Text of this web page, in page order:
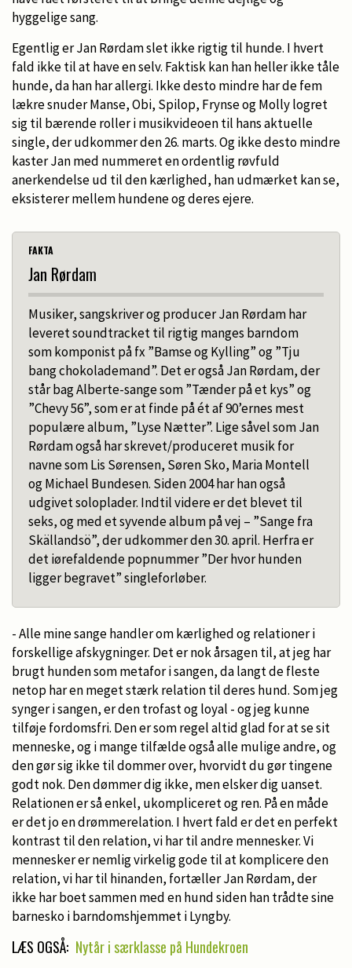
hyggelige sang.
Egentlig er Jan Rørdam slet ikke rigtig til hunde. I hvert
fald ikke til at have en selv. Faktisk kan han heller ikke tåle
hunde, da han har allergi. Ikke desto mindre har de fem
lækre snuder Manse, Obi, Spilop, Frynse og Molly logret
sig til bærende roller i musikvideoen til hans aktuelle
single, der udkommer den 26. marts. Og ikke desto mindre
kaster Jan med nummeret en ordentlig røvfuld
anerkendelse ud til den kærlighed, han udmærket kan se,
eksisterer mellem hundene og deres ejere.
FAKTA
Jan Rørdam
Musiker, sangskriver og producer Jan Rørdam har
leveret soundtracket til rigtig manges barndom
som komponist på fx ”Bamse og Kylling” og ”Tju
bang chokolademand”. Det er også Jan Rørdam, der
står bag Alberte-sange som ”Tænder på et kys” og
”Chevy 56”, som er at finde på ét af 90’ernes mest
populære album, ”Lyse Nætter”. Lige såvel som Jan
Rørdam også har skrevet/produceret musik for
navne som Lis Sørensen, Søren Sko, Maria Montell
og Michael Bundesen. Siden 2004 har han også
udgivet soloplader. Indtil videre er det blevet til
seks, og med et syvende album på vej – ”Sange fra
Skällandsö”, der udkommer den 30. april. Herfra er
det iørefaldende popnummer ”Der hvor hunden
ligger begravet” singleforløber.
- Alle mine sange handler om kærlighed og relationer i
forskellige afskygninger. Det er nok årsagen til, at jeg har
brugt hunden som metafor i sangen, da langt de fleste
netop har en meget stærk relation til deres hund. Som jeg
synger i sangen, er den trofast og loyal - og jeg kunne
tilføje fordomsfri. Den er som regel altid glad for at se sit
menneske, og i mange tilfælde også alle mulige andre, og
den gør sig ikke til dommer over, hvorvidt du gør tingene
godt nok. Den dømmer dig ikke, men elsker dig uanset.
Relationen er så enkel, ukompliceret og ren. På en måde
er det jo en drømmerelation. I hvert fald er det en perfekt
kontrast til den relation, vi har til andre mennesker. Vi
mennesker er nemlig virkelig gode til at komplicere den
relation, vi har til hinanden, fortæller Jan Rørdam, der
ikke har boet sammen med en hund siden han trådte sine
barnesko i barndomshjemmet i Lyngby.
LÆS OGSÅ: Nytår i særklasse på Hundekroen